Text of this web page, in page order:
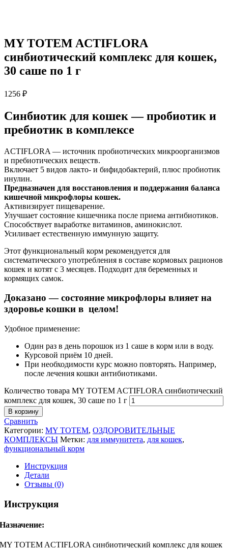
MY TOTEM ACTIFLORA
синбиотический комплекс для кошек,
30 саше по 1 г
1256 ₽
Синбиотик для кошек — пробиотик и
пребиотик в комплексе
ACTIFLORA — источник пробиотических микроорганизмов
и пребиотических веществ.
Включает 5 видов лакто- и бифидобактерий, плюс пробиотик
инулин.
Предназначен для восстановления и поддержания баланса
кишечной микрофлоры кошек.
Активизирует пищеварение.
Улучшает состояние кишечника после приема антибиотиков.
Способствует выработке витаминов, аминокислот.
Усиливает естественную иммунную защиту.
Этот функциональный корм рекомендуется для
систематического употребления в составе кормовых рационов
кошек и котят с 3 месяцев. Подходит для беременных и
кормящих самок.
Доказано — состояние микрофлоры влияет на
здоровье кошки в целом!
Удобное применение:
Один раз в день порошок из 1 саше в корм или в воду.
Курсовой приём 10 дней.
При необходимости курс можно повторять. Например,
после лечения кошки антибиотиками.
Количество товара MY TOTEM ACTIFLORA синбиотический
комплекс для кошек, 30 саше по 1 г
В корзину
Сравнить
Категории: MY TOTEM, ОЗДОРОВИТЕЛЬНЫЕ
КОМПЛЕКСЫ Метки: для иммунитета, для кошек,
функциональный корм
Инструкция
Детали
Отзывы (0)
Инструкция
Назначение:
MY TOTEM ACTIFLORA синбиотический комплекс для кошек